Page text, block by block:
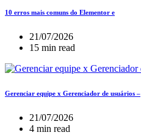
10 erros mais comuns do Elementor e
21/07/2026
15 min read
Gerenciar equipe x Gerenciador de usuários –
21/07/2026
4 min read